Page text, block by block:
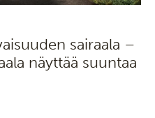
sairaala –
näyttää suuntaa